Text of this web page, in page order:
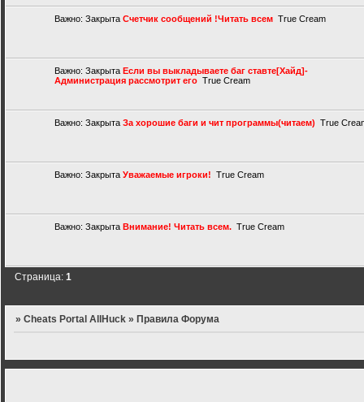
Важно: Закрыта Счетчик сообщений !Читать всем True Cream
Важно: Закрыта Если вы выкладываете баг ставте[Хайд]-
Администрация рассмотрит его True Cream
Важно: Закрыта За хорошие баги и чит программы(читаем) True
Важно: Закрыта Уважаемые игроки! True Cream
Важно: Закрыта Внимание! Читать всем. True Cream
Страница:1
»Cheats Portal AllHuck » Правила Форума